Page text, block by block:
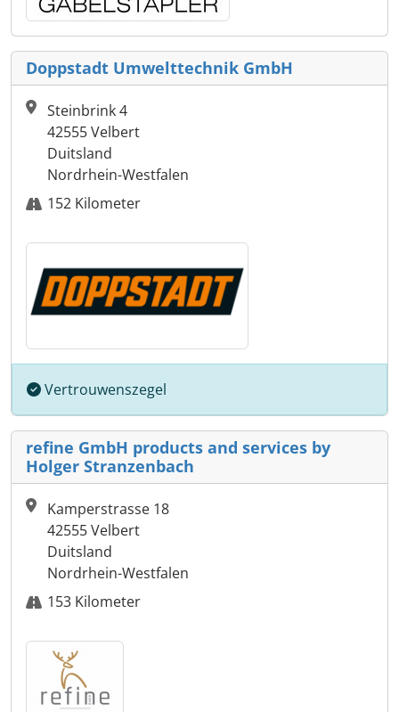
Doppstadt Umwelttechnik GmbH
Steinbrink 4
42555 Velbert
Duitsland
Nordrhein-Westfalen
152 Kilometer
Vertrouwenszegel
refine GmbH products and services by
Holger Stranzenbach
Kamperstrasse 18
42555 Velbert
Duitsland
Nordrhein-Westfalen
153 Kilometer